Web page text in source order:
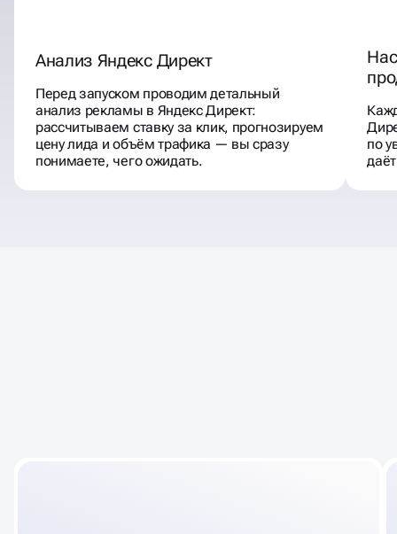
Анализ Яндекс Директ
Перед запуском проводим детальный
анализ рекламы в Яндекс Директ:
рассчитываем ставку за клик, прогнозируем
цену лида и объём трафика — вы сразу
понимаете, чего ожидать.
по